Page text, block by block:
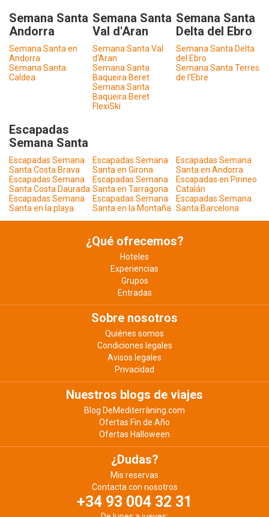
Semana Santa
Andorra
Semana Santa
Val d'Aran
Semana Santa
Delta del Ebro
Semana Santa en
Andorra
Semana Santa Val
d'Aran
Semana Santa Delta
del Ebro
Semana Santa
Caldea
Semana Santa
Baqueira Beret
Semana Santa Terres
de l'Ebre
Semana Santa
Baqueira Beret
FlexiSki
Escapadas
Semana Santa
Escapadas Semana
Santa Costa Brava
Escapadas Semana
Santa en Girona
Escapadas Semana
Santa en Andorra
Escapadas Semana
Santa Costa Daurada
Escapadas Semana
Santa en Tarragona
Escapadas en Pirineo
Catalán
Escapadas Semana
Santa en la playa
Escapadas Semana
Santa en la Montaña
Escapadas Semana
Santa Barcelona
¿Qué ofrecemos?
Hoteles
Experiencias
Grupos
Entradas
Sobre nosotros
Quiénes somos
Condiciones legales
Avisos legales
Privacidad
Nuestros blogs de viajes
Blog DeMediterràning.com
Ofertas Fin de Año
Ofertas Halloween
¿Dudas?
Mis reservas
Contacta con nosotros
+34 93 004 32 31